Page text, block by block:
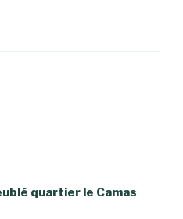
quartier le Camas